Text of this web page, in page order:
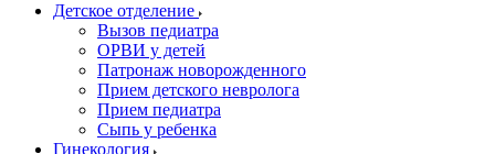
Детское отделение
Вызов педиатра
ОРВИ у детей
Патронаж новорожденного
Прием детского невролога
Прием педиатра
Сыпь у ребенка
Гинекология